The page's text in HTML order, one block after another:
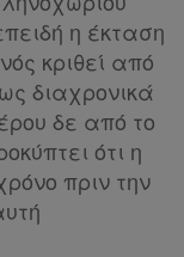
η έκταση
κριθεί από
διαχρονικά
δε από το
ότι η
πριν την